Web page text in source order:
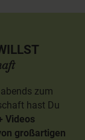
zum
hast Du
Videos
großartigen